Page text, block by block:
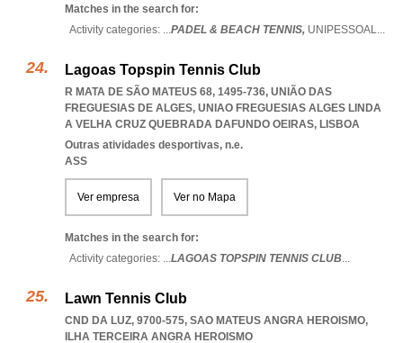
Matches in the search for:
Activity categories: ...PADEL & BEACH TENNIS, UNIPESSOAL...
Lagoas Topspin Tennis Club
R MATA DE SÃO MATEUS 68, 1495-736, UNIÃO DAS
FREGUESIAS DE ALGES, UNIAO FREGUESIAS ALGES LINDA
A VELHA CRUZ QUEBRADA DAFUNDO OEIRAS, LISBOA
Outras atividades desportivas, n.e.
ASS
Ver empresa Ver no Mapa
Matches in the search for:
Activity categories: ...LAGOAS TOPSPIN TENNIS CLUB...
Lawn Tennis Club
CND DA LUZ, 9700-575, SAO MATEUS ANGRA HEROISMO,
ILHA TERCEIRA ANGRA HEROISMO